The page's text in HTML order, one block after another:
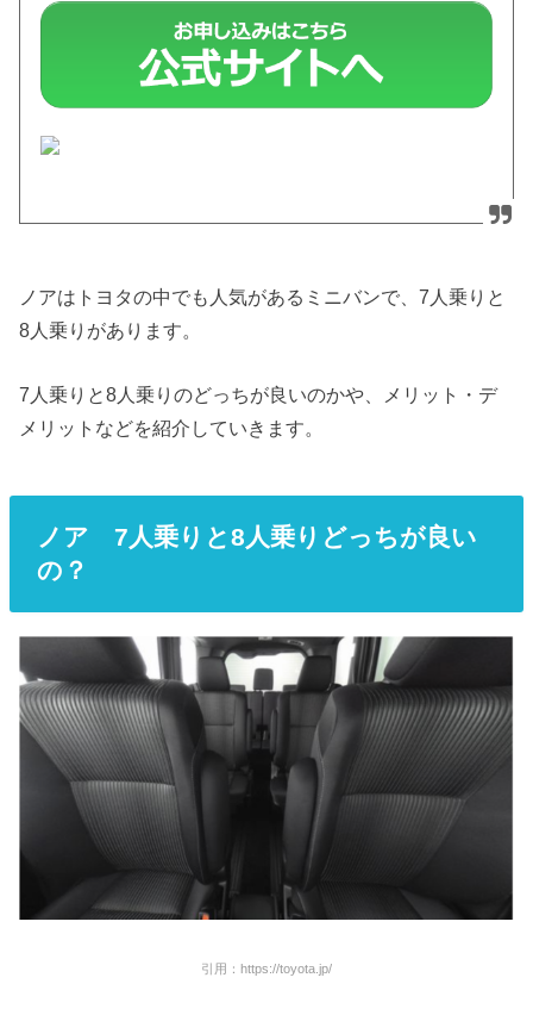
ノアはトヨタの中でも人気があるミニバンで、7人乗りと
8人乗りがあります。
7人乗りと8人乗りのどっちが良いのかや、メリット・デ
メリットなどを紹介していきます。
ノア 7 人乗りと8 人乗りどっちが良い
の？
引用：https://toyota.jp/